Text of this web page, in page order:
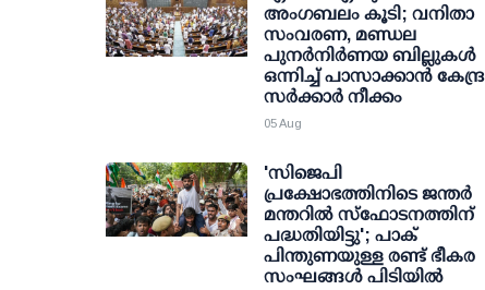
അംഗബലം കൂടി; വനിതാ
സംവരണ, മണ്ഡല
പുനര്‍നിര്‍ണയ ബില്ലുകള്‍
ഒന്നിച്ച് പാസാക്കാന്‍ കേന്ദ്ര
സര്‍ക്കാര്‍ നീക്കം
05 Aug
'സിജെപി
പ്രക്ഷോഭത്തിനിടെ ജന്തര്‍
മന്തറില്‍ സ്ഫോടനത്തിന്
പദ്ധതിയിട്ടു'; പാക്
പിന്തുണയുള്ള രണ്ട് ഭീകര
സംഘങ്ങള്‍ പിടിയില്‍